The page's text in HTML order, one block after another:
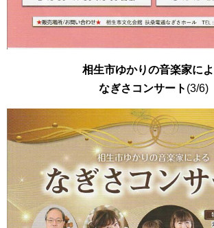
相生市ゆかりの音楽家に
なぎさコンサート (3/6)